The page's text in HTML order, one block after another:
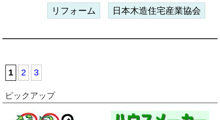
リフォーム 日本木造住宅産業協会
1 2 3
ピックアップ